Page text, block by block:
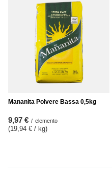
Mananita Polvere Bassa 0,5kg
9,97 € / elemento
(19,94 € / kg)